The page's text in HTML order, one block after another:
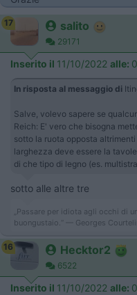
17 salito
29171
Inserito il 11/10/2022 alle:
In risposta al messaggio di
Salve, volevo sapere se
Reich: E' vero che bisogna
sotto la ruota opposta
larghezza deve essere la
di che tipo di legno (es.
sotto alle altre tre
„Passare per idiota agli occhi di
buongustaio.“ — Georges
16 Hecktor2
6522
Inserito il 11/10/2022 alle: